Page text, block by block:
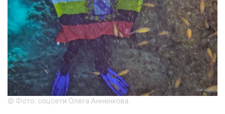
© Фото: соцсети Олега Анненкова